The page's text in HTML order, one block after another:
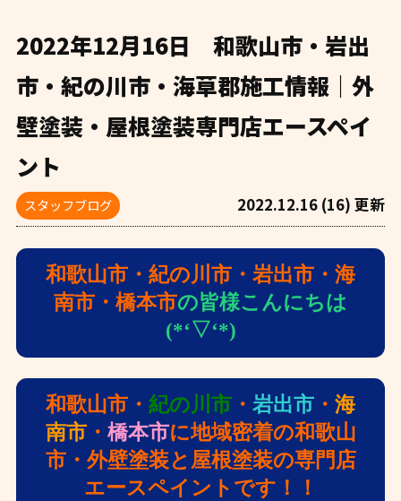
2022年12月16日 和歌山市・岩出
市・紀の川市・海草郡施工情報｜外
壁塗装・屋根塗装専門店エースペイ
ント
スタッフブログ 2022.12.16 (16) 更新
和歌山市・紀の川市・岩出市・海
南市・橋本市の皆様こんにちは
(*‘▽‘*)
和歌山市・ 紀の川市 ・ 岩出市 ・ 海
南市・ 橋本市に地域密着の和歌山
市・外壁塗装と屋根塗装の専門店
エースペイントです！！